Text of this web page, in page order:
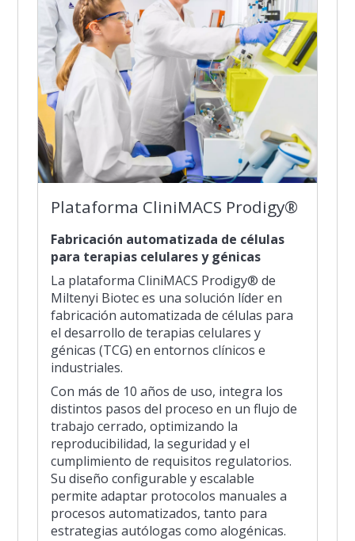
Plataforma CliniMACS Prodigy®
Fabricación automatizada de células
para terapias celulares y génicas
La plataforma CliniMACS Prodigy® de
Miltenyi Biotec es una solución líder en
fabricación automatizada de células para
el desarrollo de terapias celulares y
génicas (TCG) en entornos clínicos e
industriales.
Con más de 10 años de uso, integra los
distintos pasos del proceso en un flujo de
trabajo cerrado, optimizando la
reproducibilidad, la seguridad y el
cumplimiento de requisitos regulatorios.
Su diseño configurable y escalable
permite adaptar protocolos manuales a
procesos automatizados, tanto para
estrategias autólogas como alogénicas.